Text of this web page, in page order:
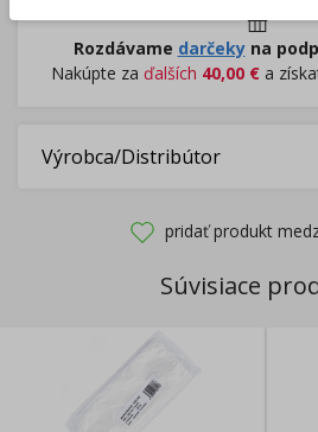
Rozdávame darčeky na
Nakúpte za ďalších 40,00 € a
Výrobca/Distribútor
pridať produkt
Súvisiace